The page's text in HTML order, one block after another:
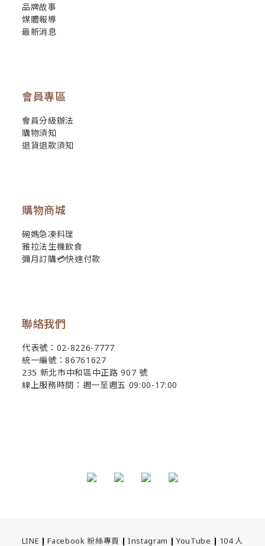
品牌故事
媒體報導
最新消息
會員專區
會員分級辦法
購物須知
退貨退款須知
購物商城
碗媽急凍料理
雅拉法生機飲食
彌月訂購💳快速付款
聯絡我們
代表號：02-8226-7777
統一編號：86761627
235 新北市中和區中正路 907 號
線上服務時間：週一至週五 09:00-17:00
LINE | Facebook 粉絲專頁 | Instagram | YouTube | 104 人